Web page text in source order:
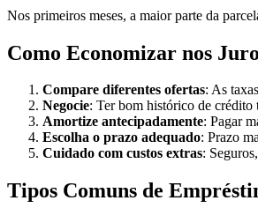
Nos primeiros meses, a maior parte da
Como Economizar nos
Compare diferentes ofertas: As
Negocie: Ter bom histórico de crédito
Amortize antecipadamente: Pagar
Escolha o prazo adequado: Prazo
Cuidado com custos extras:
Tipos Comuns de